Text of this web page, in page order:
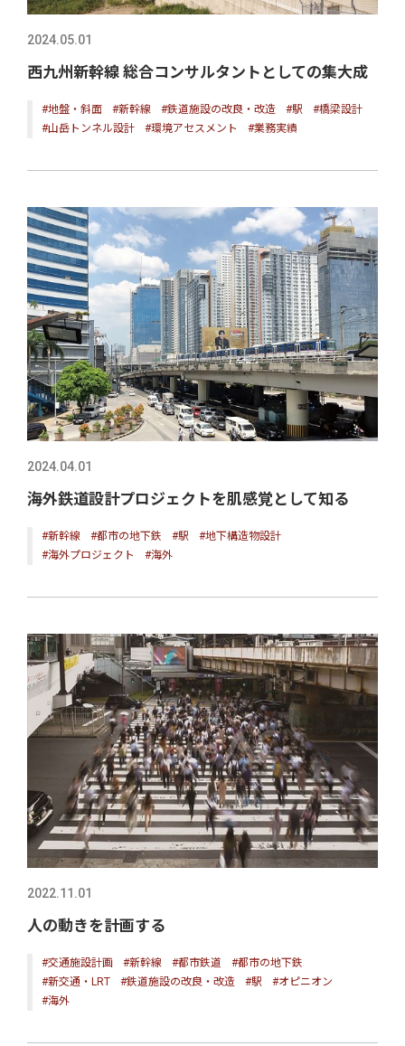
2024.05.01
西九州新幹線 総合コンサルタントとしての集大成
#地盤・斜面 #新幹線 #鉄道施設の改良・改造 #駅
#橋梁設計
#山岳トンネル設計
#環境アセスメント #業務実績
2024.04.01
海外鉄道設計プロジェクトを肌感覚として知る
#新幹線 #都市の地下鉄 #駅
#地下構造物設計
#海外プロジェクト
#海外
2022.11.01
人の動きを計画する
#交通施設計画 #新幹線 #都市鉄道
#都市の地下鉄
#新交通・LRT
#鉄道施設の改良・改造 #駅
#オピニオン
#海外